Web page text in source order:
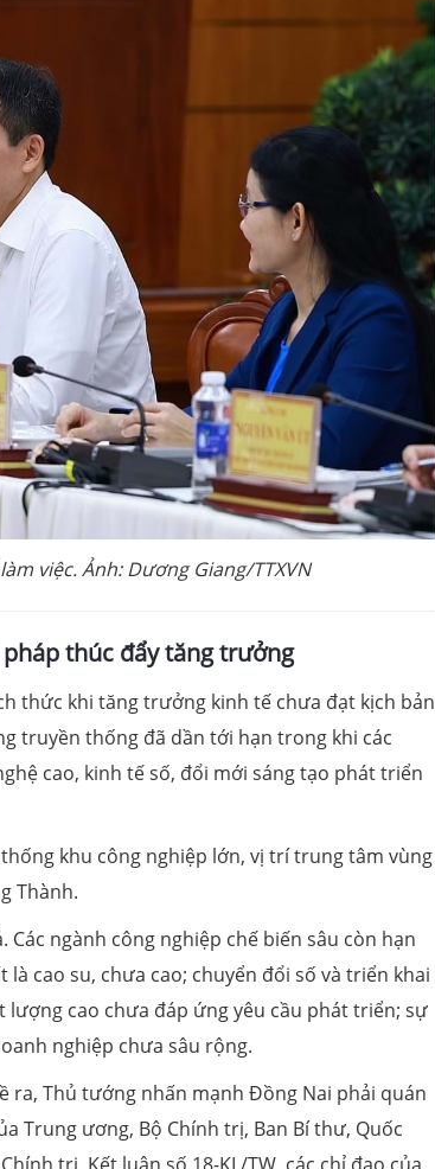
việc. Ảnh: Dương Giang/TTXVN
thúc đẩy tăng trưởng
thức khi tăng trưởng kinh tế chưa đạt kịch bản
truyền thống đã dần tới hạn trong khi các
cao, kinh tế số, đổi mới sáng tạo phát triển
khu công nghiệp lớn, vị trí trung tâm vùng
Thành.
ngành công nghiệp chế biến sâu còn hạn
cao su, chưa cao; chuyển đổi số và triển khai
lượng cao chưa đáp ứng yêu cầu phát triển; sự
nghiệp chưa sâu rộng.
Thủ tướng nhấn mạnh Đồng Nai phải quán
Trung ương, Bộ Chính trị, Ban Bí thư, Quốc